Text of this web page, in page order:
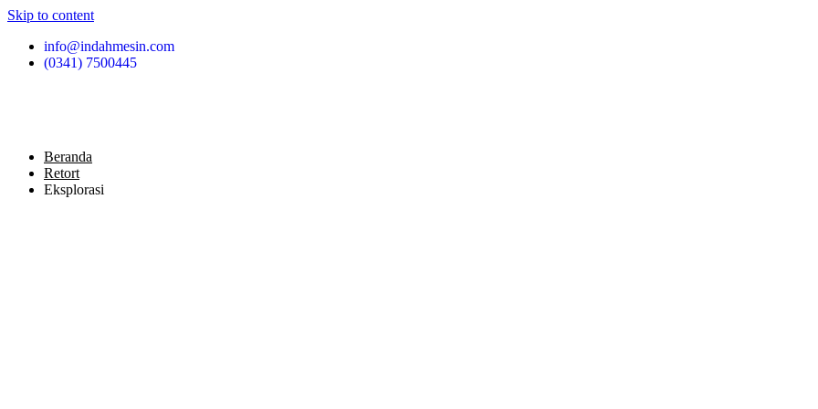
Skip to content
info@indahmesin.com
(0341) 7500445
Beranda
Retort
Eksplorasi